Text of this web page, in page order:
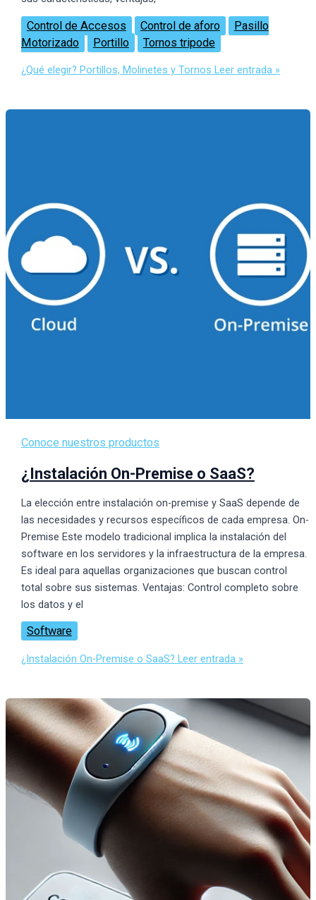
Control de Accesos Control de aforo
Pasillo
Motorizado
Portillo Tornos tripode
¿Qué elegir? Portillos, Molinetes y Tornos Leer entrada »
Conoce nuestros productos
¿Instalación On-Premise o SaaS?
La elección entre instalación on-premise y SaaS depende de
las necesidades y recursos específicos de cada empresa. On-
Premise Este modelo tradicional implica la instalación del
software en los servidores y la infraestructura de la empresa.
Es ideal para aquellas organizaciones que buscan control
total sobre sus sistemas. Ventajas: Control completo sobre
los datos y el
Software
¿Instalación On-Premise o SaaS? Leer entrada »